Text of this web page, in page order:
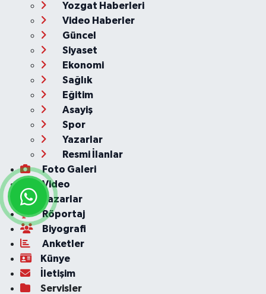
Yozgat Haberleri
Video Haberler
Güncel
Siyaset
Ekonomi
Sağlık
Eğitim
Asayiş
Spor
Yazarlar
Resmi İlanlar
Foto Galeri
Video
Yazarlar
Röportaj
Biyografi
Anketler
Künye
İletişim
Servisler